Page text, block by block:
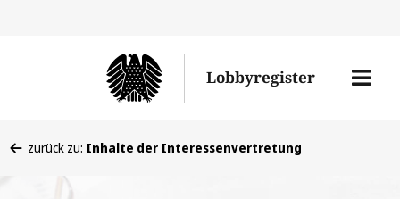
den
Lobbyregister
Menü
befinden
zurück zu: Inhalte der Interessenvertretung